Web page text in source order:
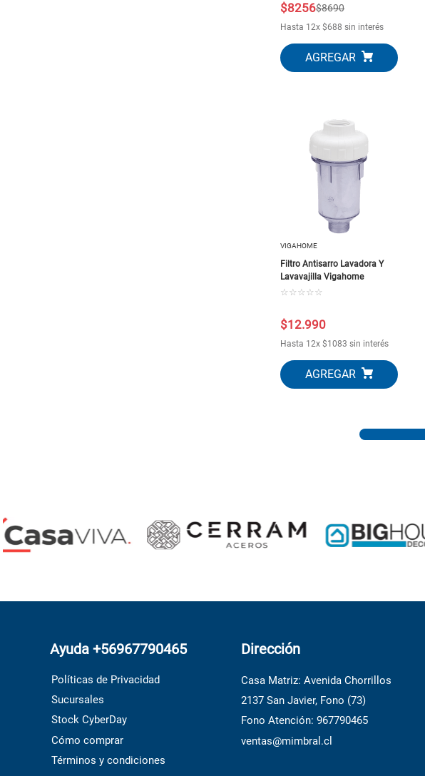
$8690
$8256
Hasta 12x$688 sin interés
VIGAHOME
Filtro Antisarro Lavadora Y
Lavavajilla Vigahome
☆ ☆ ☆ ☆ ☆
$12.990
Hasta 12x$1083 sin interés
Ayuda +56967790465
Políticas de Privacidad
Sucursales
Stock CyberDay
Cómo comprar
Términos y condiciones
Dirección
Casa Matriz: Avenida Chorrillos
2137 San Javier, Fono (73)
Fono Atención: 967790465
ventas@mimbral.cl